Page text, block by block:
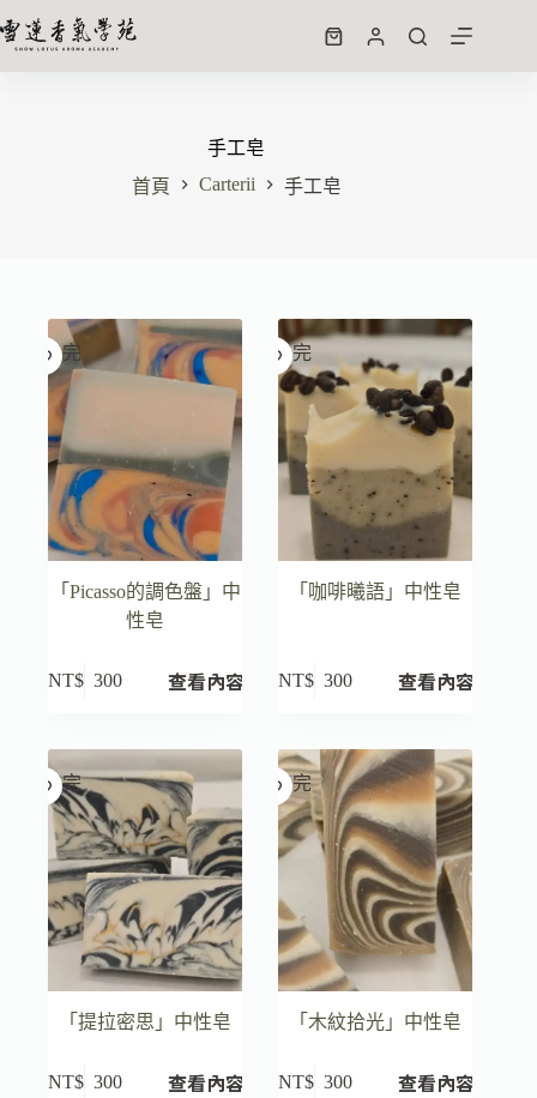
手工皂
首頁
Carterii 手工皂
已售完
「Picasso的調色盤」中
性皂
NT$ 300 查看內容
已售完
「咖啡曦語」中性皂
NT$ 300 查看內容
已售完
「提拉密思」中性皂
NT$ 300 查看內容
已售完
「木紋拾光」中性皂
NT$ 300 查看內容